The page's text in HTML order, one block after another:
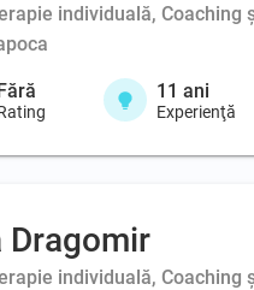
individuală, Coaching
11 ani
Experienţă
Dragomir
individuală, Coaching